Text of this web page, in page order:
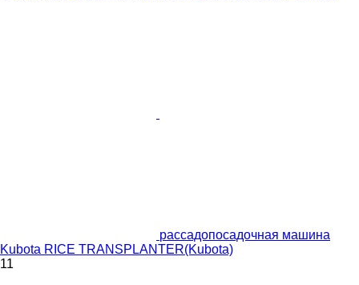
рассадопосадочная машина
Kubota RICE TRANSPLANTER(Kubota)
11